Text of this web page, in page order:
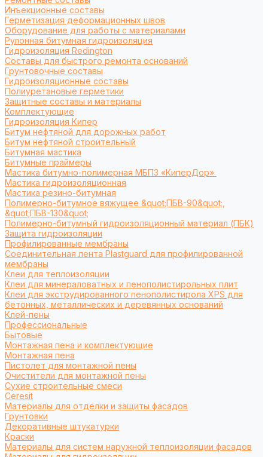
Инъекционные составы
Герметизация деформационных швов
Оборудование для работы с материалами
Рулонная битумная гидроизоляция
Гидроизоляция Redington
Составы для быстрого ремонта оснований
Грунтовочные составы
Гидроизоляционные составы
Полиуретановые герметики
Защитные составы и материалы
Комплектующие
Гидроизоляция Кипер
Битум нефтяной для дорожных работ
Битум нефтяной строительный
Битумная мастика
Битумные праймеры
Мастика битумно-полимерная МБПЗ «КиперДор»
Мастика гидроизоляционная
Мастика резино-битумная
Полимерно-битумное вяжущее &quot;ПБВ-90&quot;,
&quot;ПБВ-130&quot;
Полимерно-битумный гидроизоляционный материал (ПБК)
Защита гидроизоляции
Профилированные мембраны
Соединительная лента Plastguard для профилированной
мембраны
Клеи для теплоизоляции
Клеи для минераловатных и пенополистирольных плит
Клеи для экструдированного пенополистирола XPS для
бетонных, металлических и деревянных оснований
Клей-пены
Профессиональные
Бытовые
Монтажная пена и комплектующие
Монтажная пена
Пистолет для монтажной пены
Очистители для монтажной пены
Сухие строительные смеси
Ceresit
Материалы для отделки и защиты фасадов
Грунтовки
Декоративные штукатурки
Краски
Материалы для систем наружной теплоизоляции фасадов